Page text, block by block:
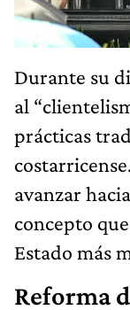
Durante su
al
prácticas
avanzar
concepto
Estado más
Reforma